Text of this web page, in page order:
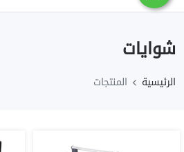
شوايات
الرئيسية المنتجات